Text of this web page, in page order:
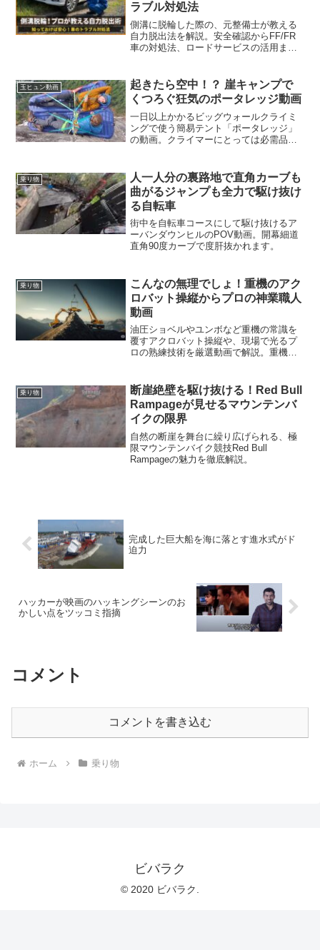
ラブル対処法
側溝に脱輪した際の、元整備士が教える
自力脱出法を解説。安全確認からFF/FR
車の対処法、ロードサービスの活用まで
玉ヒュン動画
起きたら空中！？ 崖キャンプで
くつろぐ狂気のポータレッジ動画
一日以上かかるビッグウォールクライミ
ングで使う簡易テント「ポータレッジ」
の動画。クライマーにとっては必需品だ
乗り物
人一人分の裏路地で直角カーブも
曲がるジャンプも全力で駆け抜け
る自転車
街中を自転車コースにして駆け抜けるア
ーバンダウンヒルのPOV動画。開幕細道
直角90度カーブで度肝抜かれます。
乗り物
こんなの無理でしょ！重機のアク
ロバット操縦からプロの神業職人
動画
油圧ショベルやユンボなど重機の常識を
覆すアクロバット操縦や、現場で光るプ
ロの熟練技術を厳選動画で解説。重機の
乗り物
断崖絶壁を駆け抜ける！Red Bull
Rampageが見せるマウンテンバ
イクの限界
自然の断崖を舞台に繰り広げられる、極
限マウンテンバイク競技Red Bull
Rampageの魅力を徹底解説。
完成した巨大船を海に落とす進水式がド
迫力
ハッカーが映画のハッキングシーンのお
かしい点をツッコミ指摘
コメント
コメントを書き込む
ホーム 乗り物
ビバラク
© 2020 ビバラク.